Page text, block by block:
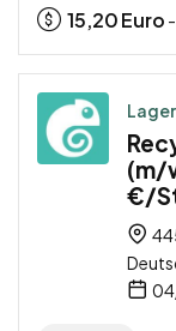
15,20Euro -
(m/
€/